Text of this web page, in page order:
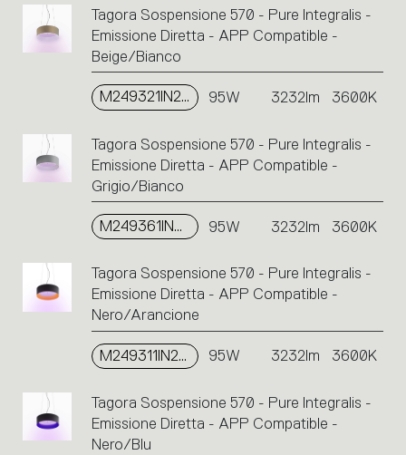
Tagora Sospensione 570 - Pure Integralis -
Emissione Diretta - APP Compatible -
Beige/Bianco
M249321IN2APP 95W 3232lm 3600K
Tagora Sospensione 570 - Pure Integralis -
Emissione Diretta - APP Compatible -
Grigio/Bianco
M249361IN2APP 95W 3232lm 3600K
Tagora Sospensione 570 - Pure Integralis -
Emissione Diretta - APP Compatible -
Nero/Arancione
M249311IN2APP 95W 3232lm 3600K
Tagora Sospensione 570 - Pure Integralis -
Emissione Diretta - APP Compatible -
Nero/Blu